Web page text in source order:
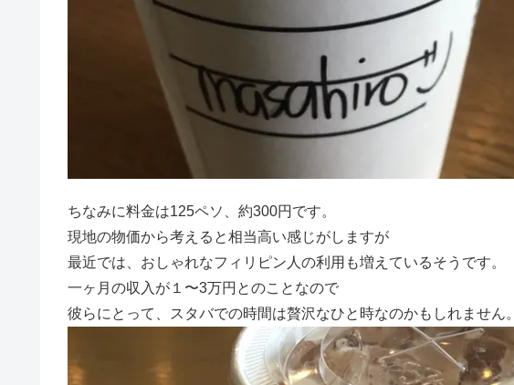
ちなみに料金は125ペソ、約300円です。
現地の物価から考えると相当高い感じがしますが
最近では、おしゃれなフィリピン人の利用も増えているそうです。
一ヶ月の収入が１〜3万円とのことなので
彼らにとって、スタバでの時間は贅沢なひと時なのかもしれません。